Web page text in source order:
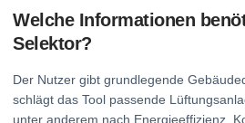
Welche Informationen
Selektor?
Der Nutzer gibt grundlegende
schlägt das Tool passende
unter anderem nach Energieeffizienz,